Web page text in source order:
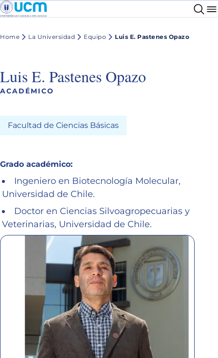
Home La Universidad Equipo Luis E. Pastenes Opazo
Luis E. Pastenes Opazo
ACADÉMICO
Facultad de Ciencias Básicas
Grado académico:
Ingeniero en Biotecnología Molecular,
Universidad de Chile.
Doctor en Ciencias Silvoagropecuarias y
Veterinarias, Universidad de Chile.